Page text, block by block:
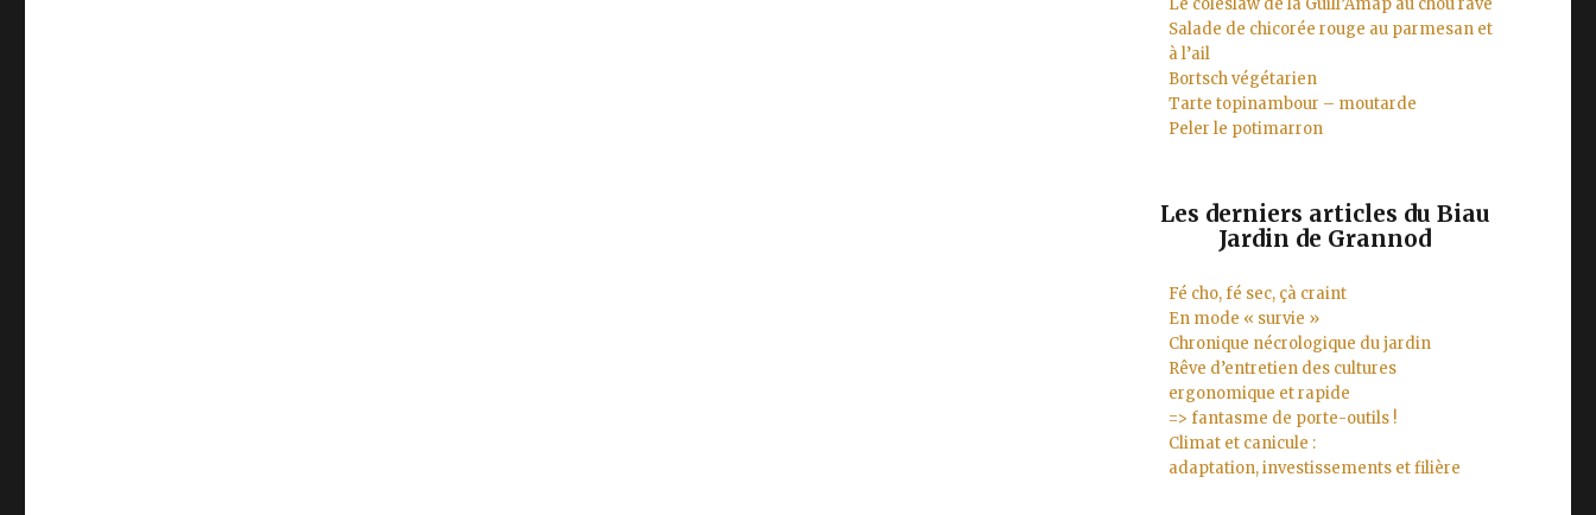
Le coleslaw de la Guill’Amap au chou rave
Salade de chicorée rouge au parmesan et
à l’ail
Bortsch végétarien
Tarte topinambour – moutarde
Peler le potimarron
Les derniers articles du Biau
Jardin de Grannod
Fé cho, fé sec, çà craint
En mode « survie »
Chronique nécrologique du jardin
Rêve d’entretien des cultures
ergonomique et rapide
=> fantasme de porte-outils !
Climat et canicule :
adaptation, investissements et filière